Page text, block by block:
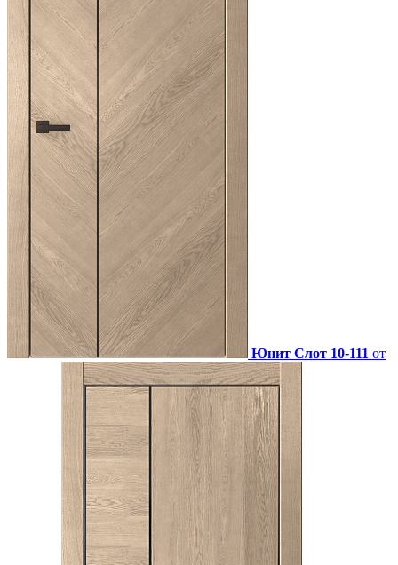
Юнит Слот 10-111 от